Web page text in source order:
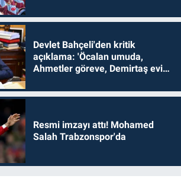
Devlet Bahçeli'den kritik
açıklama: 'Öcalan umuda,
Ahmetler göreve, Demirtaş evine
Resmi imzayı attı! Mohamed
Salah Trabzonspor'da